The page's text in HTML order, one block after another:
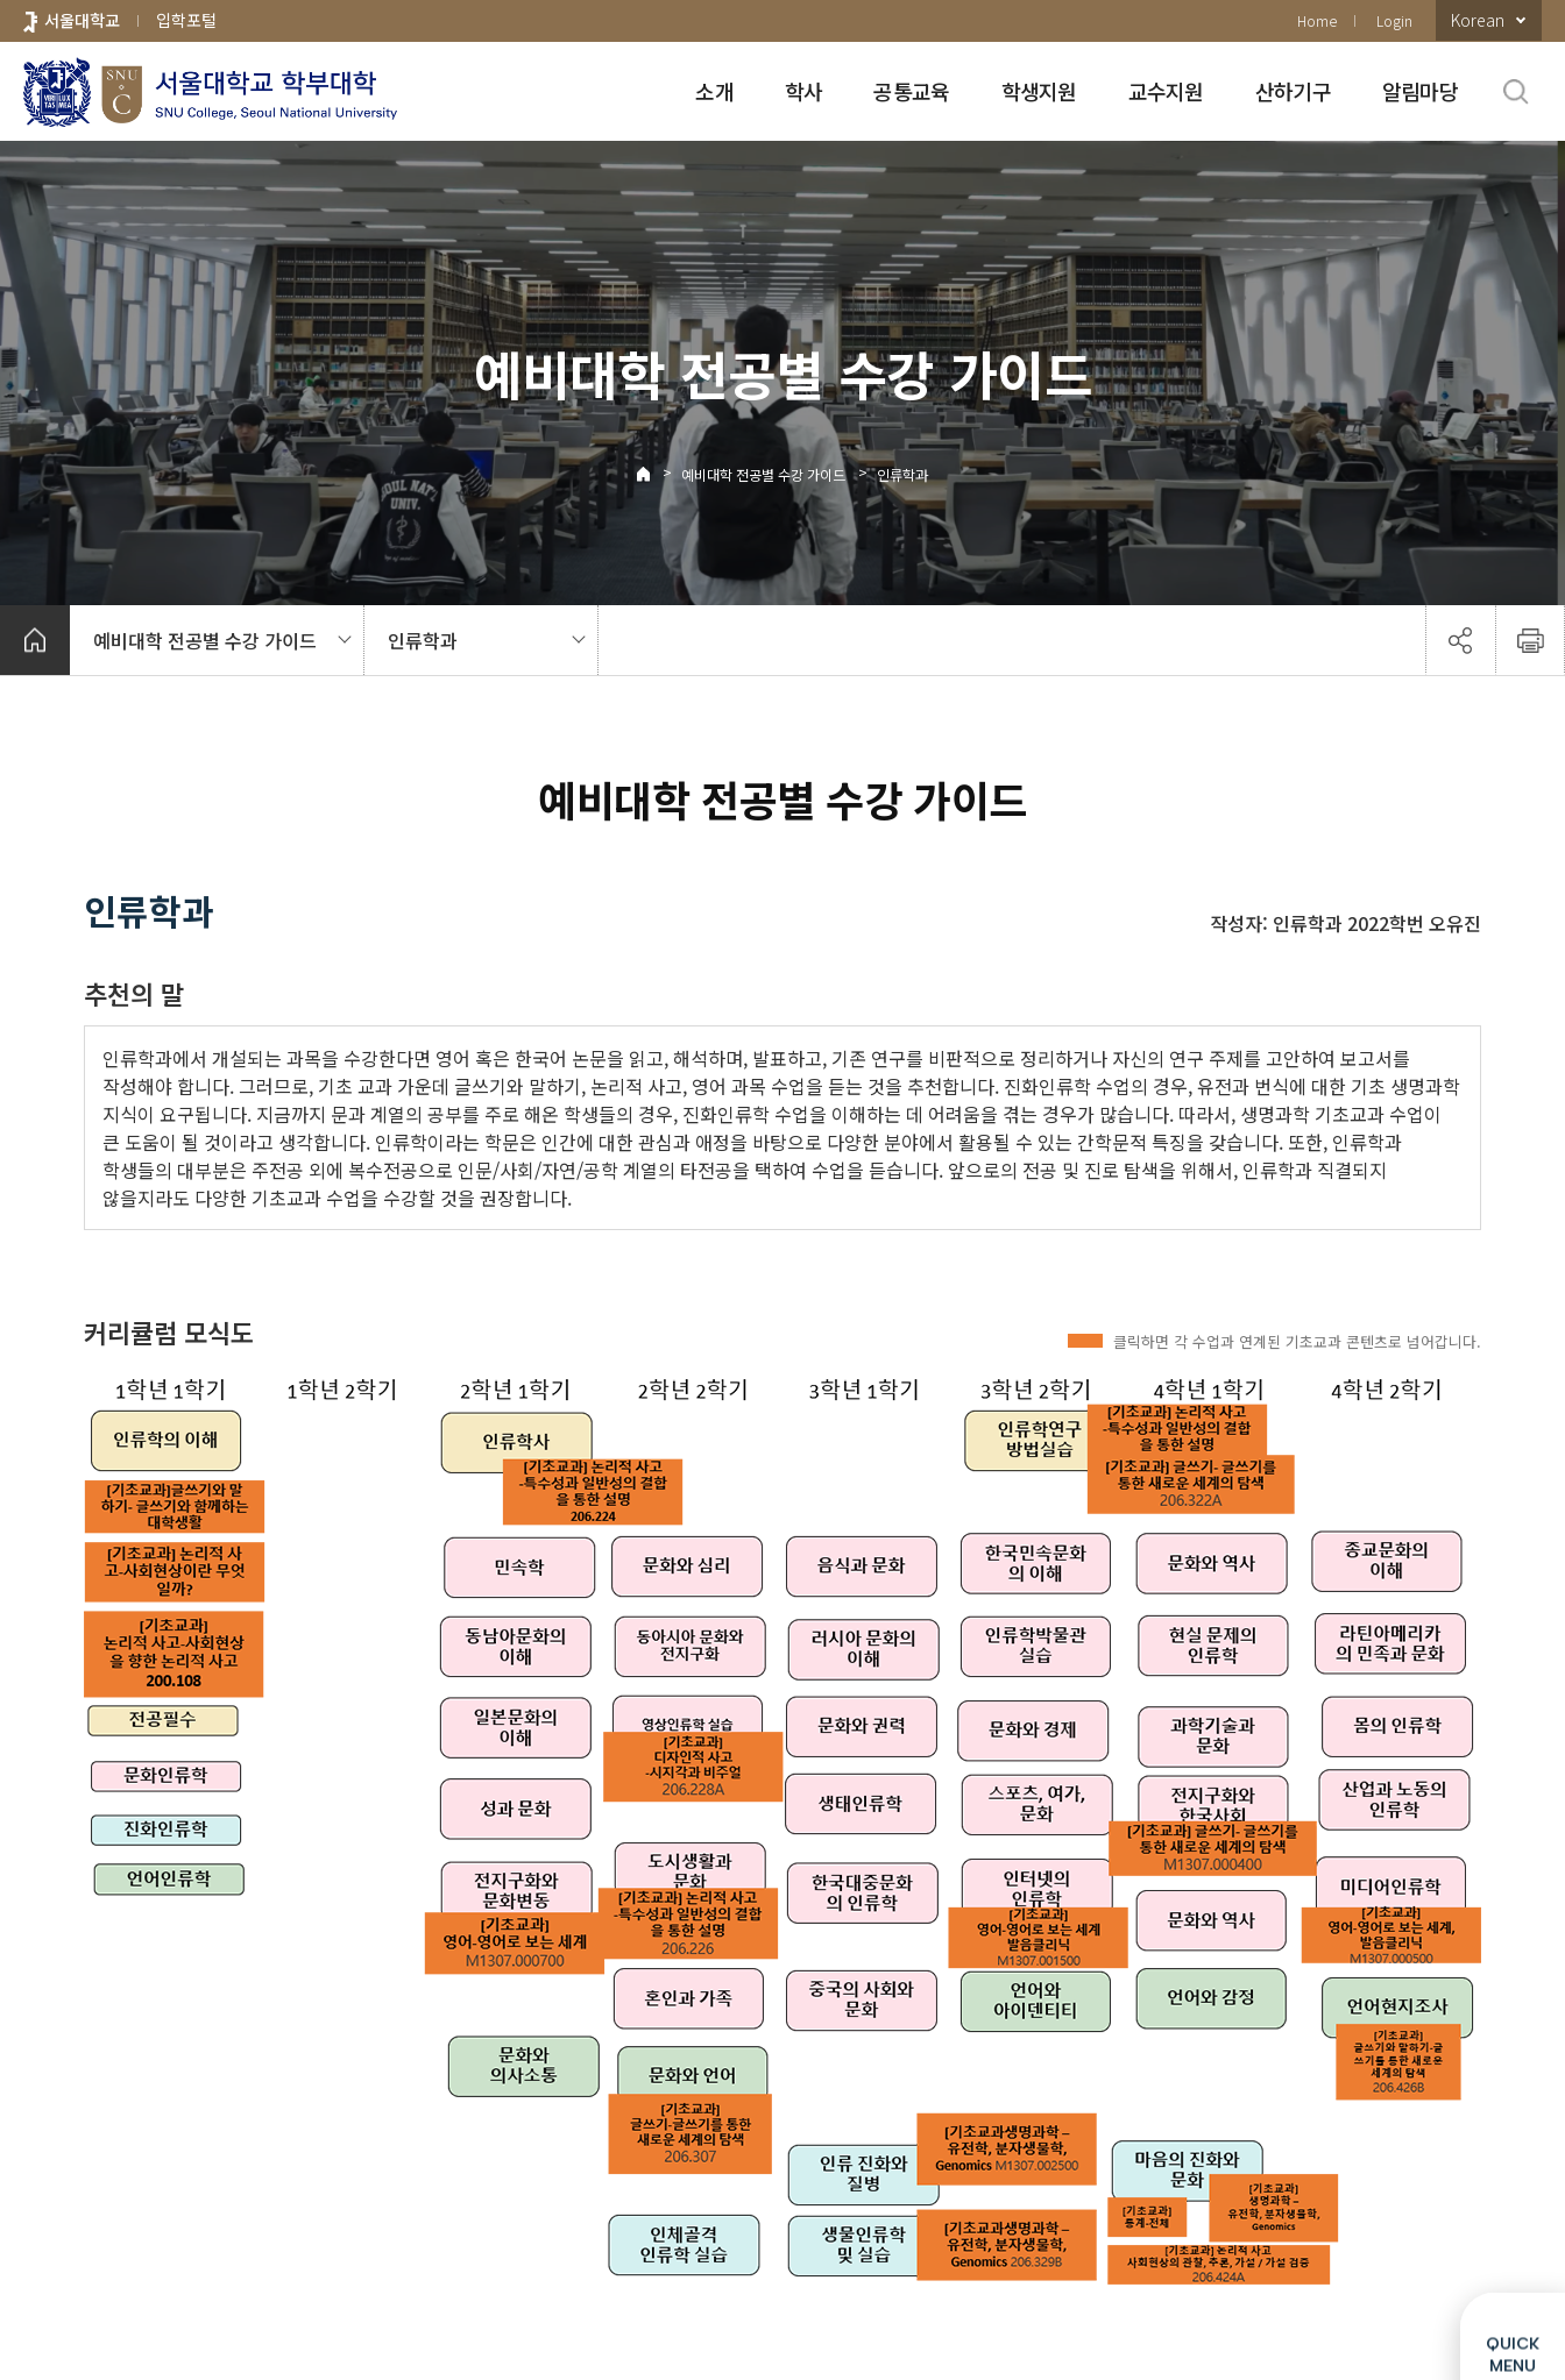
바로가기
메뉴
서울대학교 입학포털 Home Login Korean
소개 학사 공통교육 학생지원 교수지원 산하기구 알림마당
예비대학 전공별 수강 가이드
> 예비대학 전공별 수강 가이드 > 인류학과
예비대학 전공별 수강 가이드 인류학과
예비대학 전공별 수강 가이드
인류학과 작성자: 인류학과 2022학번 오유진
추천의 말
인류학과에서 개설되는 과목을 수강한다면 영어 혹은 한국어 논문을 읽고, 해석하며, 발표하고, 기존 연구를 비판적으로 정리하거나 자신의 연구 주제를 고안하여 보고서를
작성해야 합니다. 그러므로, 기초 교과 가운데 글쓰기와 말하기, 논리적 사고, 영어 과목 수업을 듣는 것을 추천합니다. 진화인류학 수업의 경우, 유전과 번식에 대한 기초 생명과학
지식이 요구됩니다. 지금까지 문과 계열의 공부를 주로 해온 학생들의 경우, 진화인류학 수업을 이해하는 데 어려움을 겪는 경우가 많습니다. 따라서, 생명과학 기초교과 수업이
큰 도움이 될 것이라고 생각합니다. 인류학이라는 학문은 인간에 대한 관심과 애정을 바탕으로 다양한 분야에서 활용될 수 있는 간학문적 특징을 갖습니다. 또한, 인류학과
학생들의 대부분은 주전공 외에 복수전공으로 인문/사회/자연/공학 계열의 타전공을 택하여 수업을 듣습니다. 앞으로의 전공 및 진로 탐색을 위해서, 인류학과 직결되지
않을지라도 다양한 기초교과 수업을 수강할 것을 권장합니다.
커리큘럼 모식도 클릭하면 각 수업과 연계된 기초교과 콘텐츠로 넘어갑니다.
QUICK
MENU